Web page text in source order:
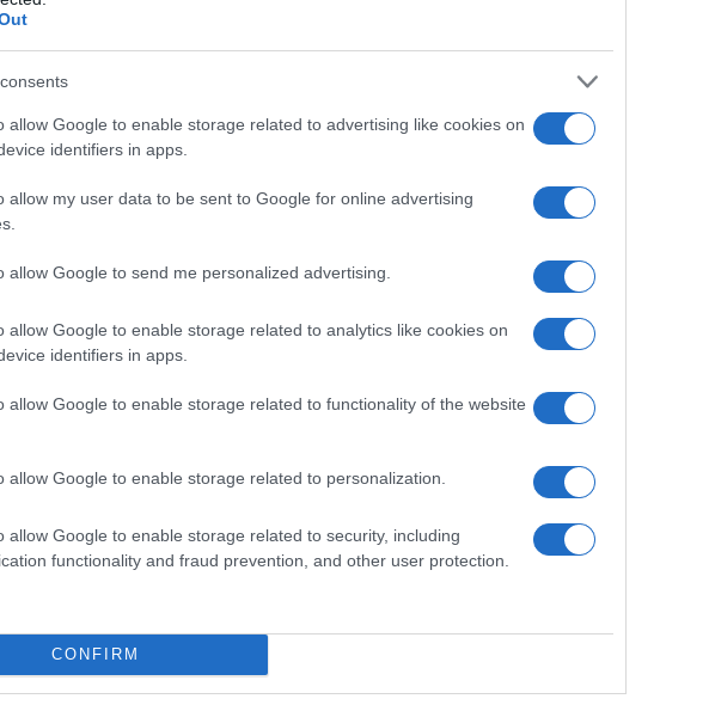
allow Google to enable storage related to advertising like cookies on
identifiers in apps.
allow my user data to be sent to Google for online advertising
allow Google to send me personalized advertising.
allow Google to enable storage related to analytics like cookies on
identifiers in apps.
allow Google to enable storage related to functionality of the website
allow Google to enable storage related to personalization.
allow Google to enable storage related to security, including
functionality and fraud prevention, and other user protection.
CONFIRM